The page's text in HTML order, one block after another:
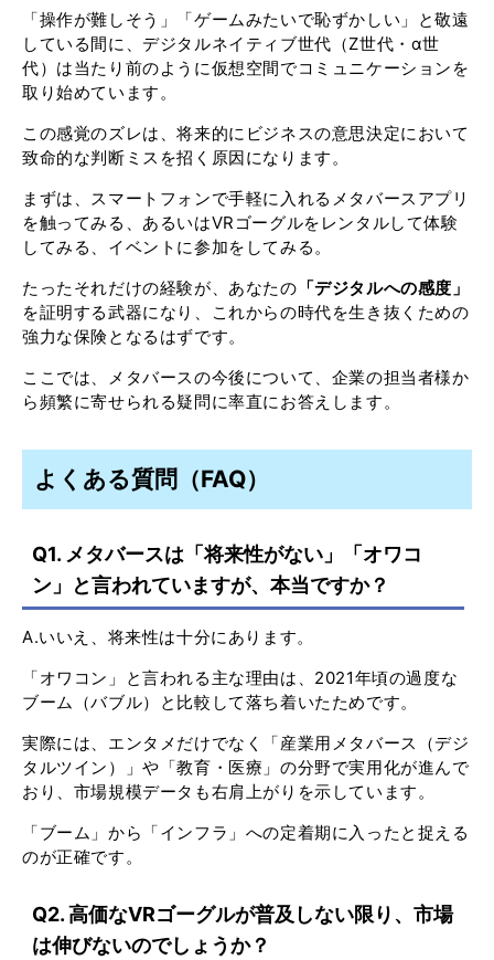
「操作が難しそう」「ゲームみたいで恥ずかしい」と敬遠
している間に、デジタルネイティブ世代（Z世代・α世
代）は当たり前のように仮想空間でコミュニケーションを
取り始めています。
この感覚のズレは、将来的にビジネスの意思決定において
致命的な判断ミスを招く原因になります。
まずは、スマートフォンで手軽に入れるメタバースアプリ
を触ってみる、あるいはVRゴーグルをレンタルして体験
してみる、イベントに参加をしてみる。
たったそれだけの経験が、あなたの 「デジタルへの感度」
を証明する武器になり、これからの時代を生き抜くための
強力な保険となるはずです。
ここでは、メタバースの今後について、企業の担当者様か
ら頻繁に寄せられる疑問に率直にお答えします。
よくある質問（FAQ）
Q1. メタバースは「将来性がない」「オワコ
ン」と言われていますが、本当ですか？
A.いいえ、将来性は十分にあります。
「オワコン」と言われる主な理由は、2021年頃の過度な
ブーム（バブル）と比較して落ち着いたためです。
実際には、エンタメだけでなく「産業用メタバース（デジ
タルツイン）」や「教育・医療」の分野で実用化が進んで
おり、市場規模データも右肩上がりを示しています。
「ブーム」から「インフラ」への定着期に入ったと捉える
のが正確です。
Q2. 高価なVRゴーグルが普及しない限り、市場
は伸びないのでしょうか？